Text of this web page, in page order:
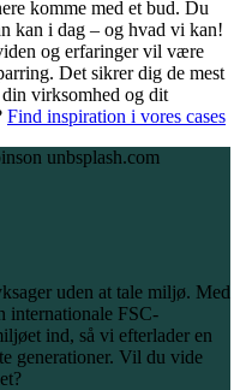
komme med et bud. Du
kan i dag – og hvad vi kan!
og erfaringer vil være
Det sikrer dig de mest
virksomhed og dit
Find inspiration i vores cases
uden at tale miljø. Med
internationale FSC-
ind, så vi efterlader en
generationer. Vil du vide